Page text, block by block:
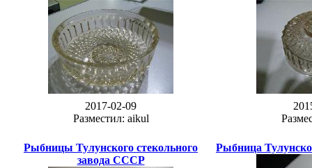
2017-02-09
Разместил: aikul
Рыбницы Тулунского стекольного
завода СССР
Рыбница